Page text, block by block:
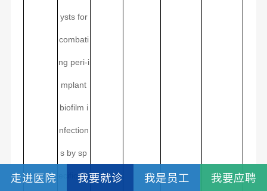
ysts for
combati
ng peri-i
mplant
biofilm i
nfection
s by sp
ecific he
走进医院 我要就诊 我是员工 我要应聘